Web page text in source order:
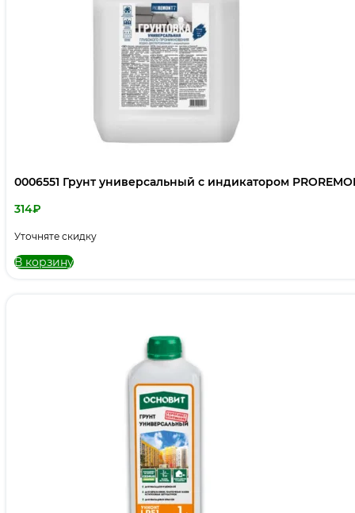
0006551 Грунт универсальный с индикатором
314₽
Уточняте скидку
В корзину